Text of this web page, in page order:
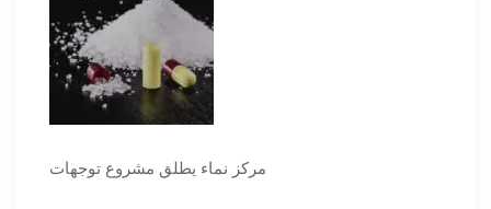
مركز نماء يطلق مشروع توجهات